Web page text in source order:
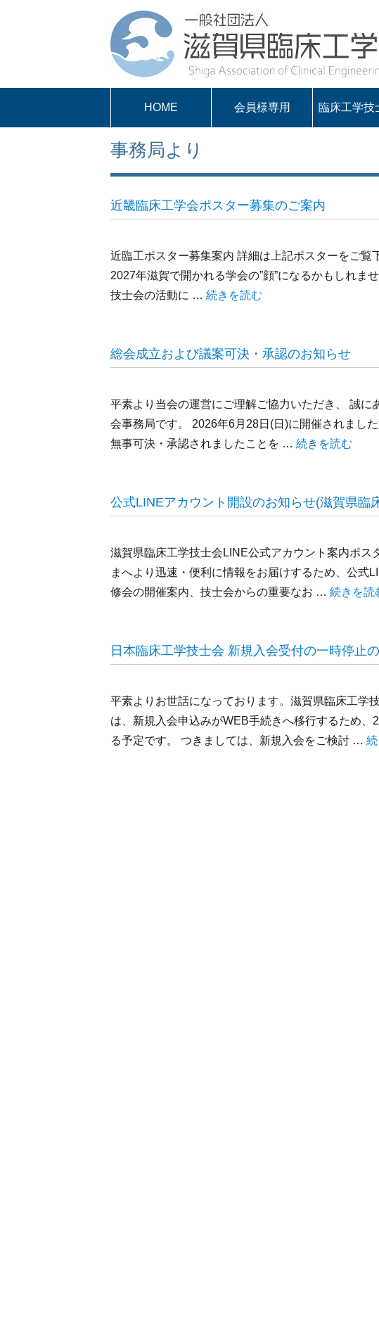
HOME 会員様専用 臨床工学技
事務局より
近畿臨床工学会ポスター募集のご案内
近臨工ポスター募集案内 詳細は上記ポスターをご覧
2027年滋賀で開かれる学会の”顔”になるかもしれま
技士会の活動に … “近畿臨床工学会ポスター募集のご
続きを読む
総会成立および議案可決・承認のお知らせ
平素より当会の運営にご理解ご協力いただき、 誠
会事務局です。 2026年6月28日(日)に開催されまし
無事可決・承認されましたことを … “総会成立およ
続きを読む
公式LINEアカウント開設のお知らせ(滋賀県臨
滋賀県臨床工学技士会LINE公式アカウント案内ポス
まへより迅速・便利に情報をお届けするため、公式
修会の開催案内、技士会からの重要なお … “公式
続きを読
日本臨床工学技士会 新規入会受付の一時停止
平素よりお世話になっております。滋賀県臨床工学
は、新規入会申込みがWEB手続きへ移行するため
る予定です。 つきましては、新規入会をご検討 … “